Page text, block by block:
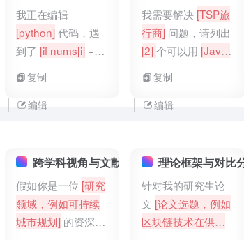
digest =
catch
e) {
我正在编辑
[python]代码，遇
到了 [if nums[i]+
IndexError: list
index out of range]
始代码如下：[def
target): n =
len(nums) for i in
range(n): for j in
复制
编辑
我需要解决 [TSP旅
行商] 问题，请列出
[2]个可以用 [Java]
法，展开写出这
个算法的编程难度
法编程要用到的
库。
复制
编辑
跨学科视角与文献回顾
假如你是一位 [研究
领域，例如可持续
城市规划]的资深学
理论框架与对比分
针对我的研究生论
文 [论文选题，例如
区块链技术在供应